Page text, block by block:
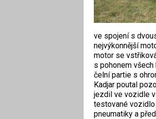
ve spojení s
nejvýkonnější
motor se
s pohonem
čelní partie s
Kadjar poutal
jezdil ve vozidle v
testované vozidlo
pneumatiky a